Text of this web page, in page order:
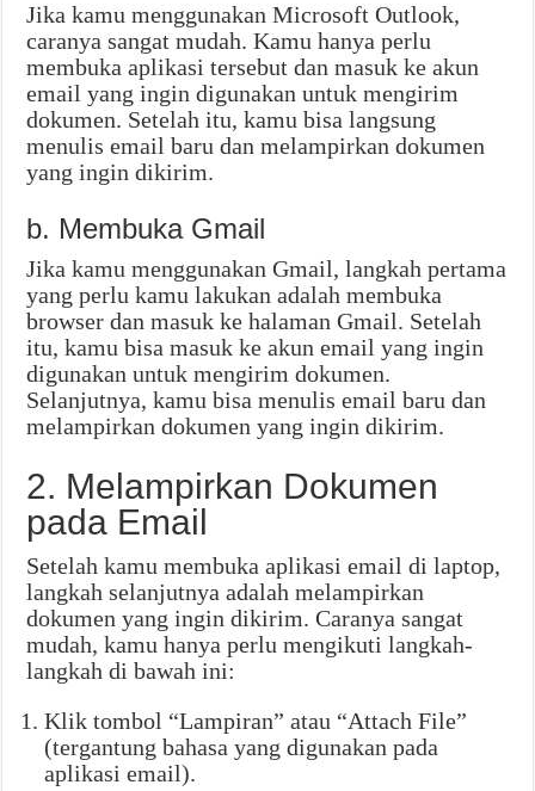
Jika kamu menggunakan Microsoft Outlook,
caranya sangat mudah. Kamu hanya perlu
membuka aplikasi tersebut dan masuk ke akun
email yang ingin digunakan untuk mengirim
dokumen. Setelah itu, kamu bisa langsung
menulis email baru dan melampirkan dokumen
yang ingin dikirim.
b. Membuka Gmail
Jika kamu menggunakan Gmail, langkah pertama
yang perlu kamu lakukan adalah membuka
browser dan masuk ke halaman Gmail. Setelah
itu, kamu bisa masuk ke akun email yang ingin
digunakan untuk mengirim dokumen.
Selanjutnya, kamu bisa menulis email baru dan
melampirkan dokumen yang ingin dikirim.
2. Melampirkan Dokumen
pada Email
Setelah kamu membuka aplikasi email di laptop,
langkah selanjutnya adalah melampirkan
dokumen yang ingin dikirim. Caranya sangat
mudah, kamu hanya perlu mengikuti langkah-
langkah di bawah ini:
Klik tombol “Lampiran” atau “Attach File”
(tergantung bahasa yang digunakan pada
aplikasi email).